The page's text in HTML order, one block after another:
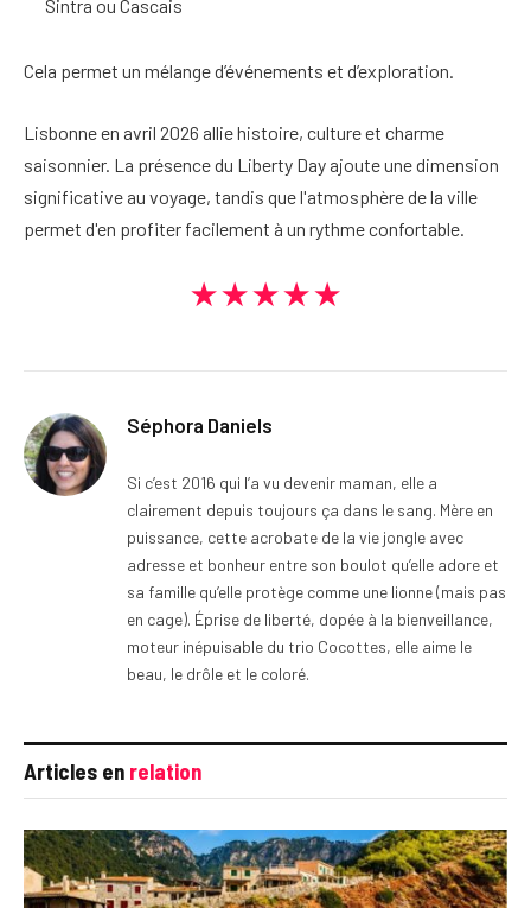
Sintra ou Cascais
Cela permet un mélange d’événements et d’exploration.
Lisbonne en avril 2026 allie histoire, culture et charme
saisonnier. La présence du Liberty Day ajoute une dimension
significative au voyage, tandis que l'atmosphère de la ville
permet d'en profiter facilement à un rythme confortable.
★★★★★
Séphora Daniels
Si c’est 2016 qui l’a vu devenir maman, elle a
clairement depuis toujours ça dans le sang. Mère en
puissance, cette acrobate de la vie jongle avec
adresse et bonheur entre son boulot qu’elle adore et
sa famille qu’elle protège comme une lionne (mais pas
en cage). Éprise de liberté, dopée à la bienveillance,
moteur inépuisable du trio Cocottes, elle aime le
beau, le drôle et le coloré.
Articles en relation